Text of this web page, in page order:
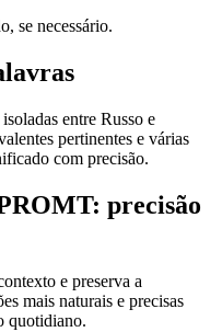
se necessário.
entre Russo e
pertinentes e várias
com precisão.
precisão
e preserva a
mais naturais e precisas
quotidiano.